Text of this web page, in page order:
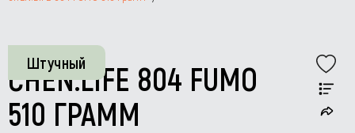
Штучный
CHEN.LIFE 804 FUMO
510 ГРАММ